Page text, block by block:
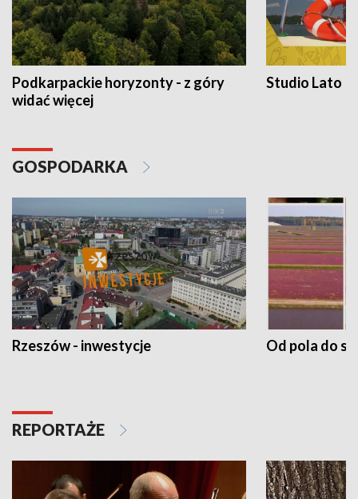
Podkarpackie horyzonty - z góry
widać więcej
Studio Lato
GOSPODARKA
Rzeszów - inwestycje Od pola do
REPORTAŻE